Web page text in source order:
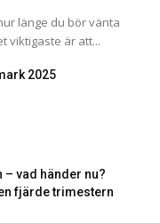
länge du bör vänta
viktigaste är att...
2025
vad händer nu?
fjärde trimestern